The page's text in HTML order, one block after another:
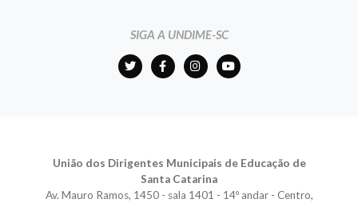
SIGA A UNDIME-SC
União dos Dirigentes Municipais de Educação de
Santa Catarina
Av. Mauro Ramos, 1450 - sala 1401 - 14º andar - Centro,